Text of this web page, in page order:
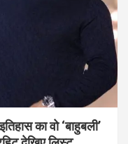
का वो ‘बाहुबली’